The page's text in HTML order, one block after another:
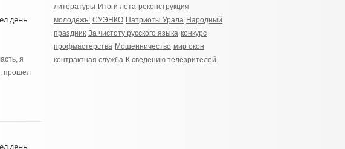
день
я
прошел
день
литературы Итоги лета реконструкция
молодёжь! СУЭНКО Патриоты Урала Народный
праздник За чистоту русского языка конкурс
профмастерства Мошенничество мир окон
контрактная служба К сведению телезрителей